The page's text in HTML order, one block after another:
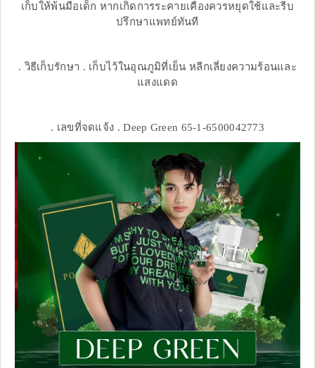
เก็บให้พ้นมือเด็ก หากเกิดการระคายเคืองควรหยุดใช้และรีบ
ปรึกษาแพทย์ทันที
. วิธีเก็บรักษา . เก็บไว้ในอุณภูมิที่เย็น หลีกเลี่ยงความร้อนและ
แสงแดด
. เลขที่จดแจ้ง . Deep Green 65-1-6500042773